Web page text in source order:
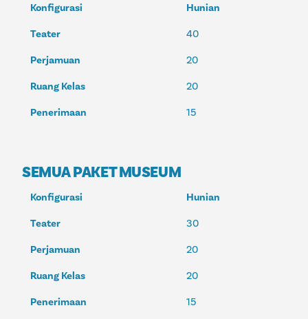
Konfigurasi Hunian
Teater 40
Perjamuan 20
Ruang Kelas 20
Penerimaan 15
SEMUA PAKET MUSEUM
Konfigurasi Hunian
Teater 30
Perjamuan 20
Ruang Kelas 20
Penerimaan 15